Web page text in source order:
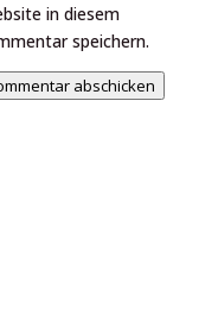
in diesem
speichern.
abschicken